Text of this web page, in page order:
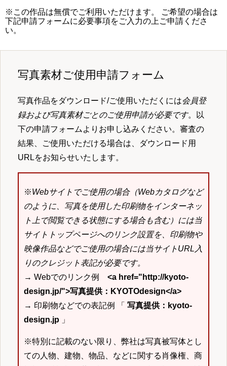
※この作品は無償でご利用いただけます。 ご希望の場合は
下記申請フォームに必要事項をご入力の上ご申請くださ
い。
写真素材ご使用申請フォーム
写真作品をダウンロード/ご使用いただくには会員登
録および写真素材ごとのご使用申請が必要です。以
下の申請フォームよりお申し込みください。審査の
結果、ご使用いただける場合は、ダウンロード用
URLをお知らせいたします。
※Webサイトでご使用の場合（Webカタログなど
のように、写真を使用した印刷物をインターネッ
ト上で閲覧できる状態にする場合も含む）には当
サイトトップページへのリンク設置を、印刷物や
映像作品などでご使用の場合には当サイトURL入
りのクレジット表記が必要です。
→ Webでのリンク例 <a href="http://kyoto-
design.jp/">写真提供：KYOTOdesign</a>
→ 印刷物などでの表記例 「 写真提供：kyoto-
design.jp 」
※特別に記載のない限り、弊社は写真被写体とし
ての人物、建物、物品、などに関する肖像権、商